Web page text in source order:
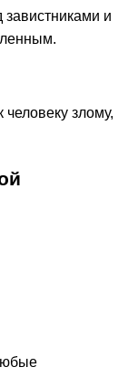
завистниками и
злому,